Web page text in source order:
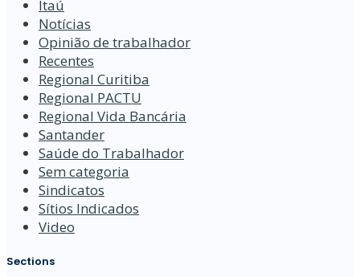
Itaú
Notícias
Opinião de trabalhador
Recentes
Regional Curitiba
Regional PACTU
Regional Vida Bancária
Santander
Saúde do Trabalhador
Sem categoria
Sindicatos
Sítios Indicados
Video
Sections